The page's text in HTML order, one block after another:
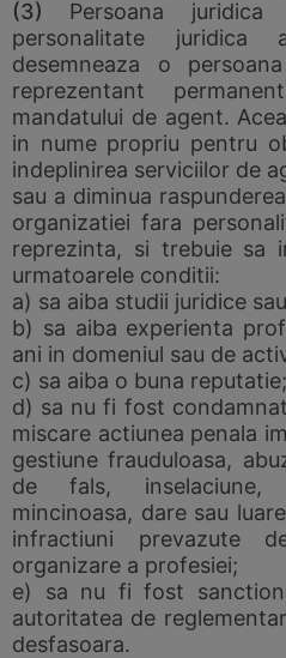
(3) Persoana
personalitate juridica
desemneaza o
reprezentant
mandatului de agent.
in nume propriu pentru
indeplinirea serviciilor de
sau a diminua
organizatiei fara
reprezinta, si trebuie sa
urmatoarele conditii:
a) sa aiba studii juridice
b) sa aiba experienta
ani in domeniul sau de
c) sa aiba o buna reputatie;
d) sa nu fi fost
miscare actiunea penala
gestiune frauduloasa,
de fals, inselaciune,
mincinoasa, dare sau
infractiuni prevazute
organizare a profesiei;
e) sa nu fi fost
autoritatea de
desfasoara.